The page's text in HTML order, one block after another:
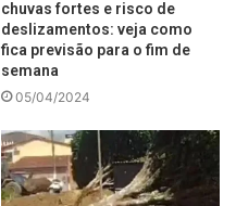
chuvas fortes e risco de
deslizamentos: veja como
fica previsão para o fim de
semana
05/04/2024